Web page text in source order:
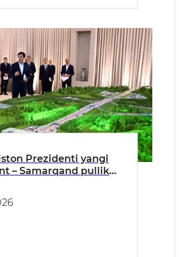
Prezidenti yangi
– Samarqand pullik